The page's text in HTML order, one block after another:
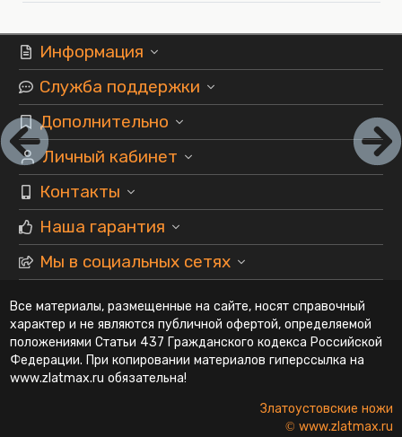
Информация
Служба поддержки
Дополнительно
Личный кабинет
Контакты
Наша гарантия
Мы в социальных сетях
Все материалы, размещенные на сайте, носят справочный
характер и не являются публичной офертой, определяемой
положениями Статьи 437 Гражданского кодекса Российской
Федерации. При копировании материалов гиперссылка на
www.zlatmax.ru обязательна!
Златоустовские ножи
© www.zlatmax.ru